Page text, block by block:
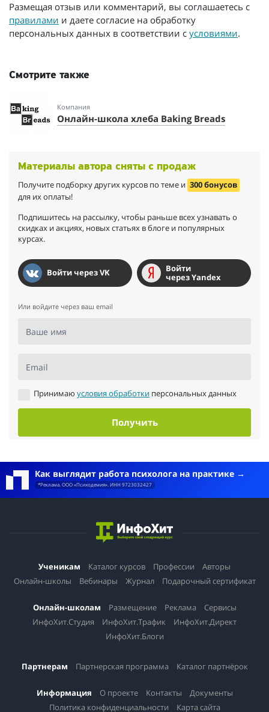
Размещая отзыв или комментарий, вы соглашаетесь с
правилами и даете согласие на обработку
персональных данных в соответствии с условиями.
Смотрите также
Компания
Онлайн-школа хлеба Baking Breads
Материалы автора сняты с продаж
Получите подборку других курсов по теме и 300 бонусов
для их оплаты!
Подпишитесь на рассылку, чтобы раньше всех узнавать о
скидках и акциях, новых статьях в блоге и популярных
курсах.
Войти через VK
Войти
через Yandex
Или войдите через ваш email
Ваше имя
Email
Принимаю условия обработки персональных данных
Получить
Как выглядит работа психолога на практике
*Реклама. ООО «Психодемия». ИНН 9723032427
Ученикам Каталог курсов Профессии
Авторы
Онлайн-школы
Вебинары Журнал Подарочный сертификат
Онлайн-школам Размещение Реклама
Сервисы
ИнфоХит.Студия
ИнфоХит.Трафик
ИнфоХит.Директ
ИнфоХит.Блоги
Партнерам Партнерская программа Каталог партнёрок
Информация О проекте Контакты
Документы
Политика конфиденциальности
Карта сайта